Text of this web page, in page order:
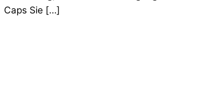
Caps Sie […]